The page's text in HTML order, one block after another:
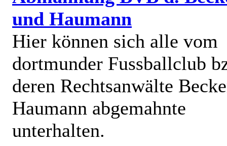
und Haumann
Hier können sich alle vom
dortmunder Fussballclub
deren Rechtsanwälte
Haumann abgemahnte
unterhalten.